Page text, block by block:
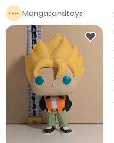
Mangasandtoys
Pro